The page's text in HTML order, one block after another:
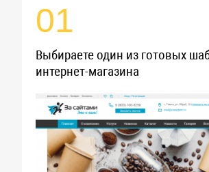
01
Выбираете один из готовых
интернет-магазина